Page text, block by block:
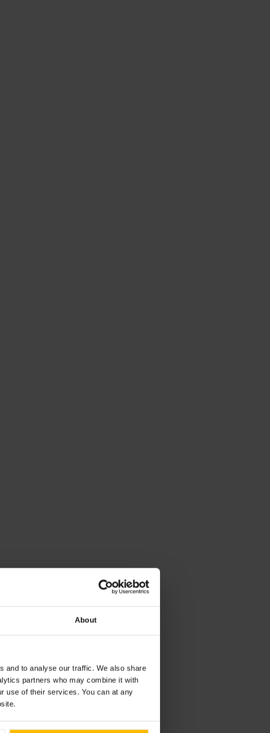
About
and to analyse our traffic. We also share
partners who may combine it with
use of their services. You can at any